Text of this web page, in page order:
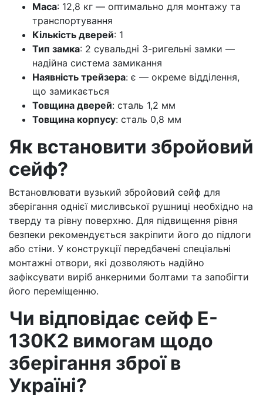
Маса: 12,8 кг — оптимально для монтажу та
транспортування
Кількість дверей: 1
Тип замка: 2 сувальдні 3-ригельні замки —
надійна система замикання
Наявність трейзера: є — окреме відділення,
що замикається
Товщина дверей: сталь 1,2 мм
Товщина корпусу: сталь 0,8 мм
Як встановити збройовий
сейф?
Встановлювати вузький збройовий сейф для
зберігання однієї мисливської рушниці необхідно на
тверду та рівну поверхню. Для підвищення рівня
безпеки рекомендується закріпити його до підлоги
або стіни. У конструкції передбачені спеціальні
монтажні отвори, які дозволяють надійно
зафіксувати виріб анкерними болтами та запобігти
його переміщенню.
Чи відповідає сейф E-
130К2 вимогам щодо
зберігання зброї в
Україні?